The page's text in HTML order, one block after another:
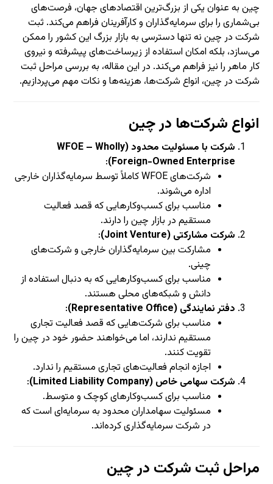
چین به عنوان یکی از بزرگ‌ترین اقتصادهای جهان، فرصت‌های
بی‌شماری را برای سرمایه‌گذاران و کارآفرینان فراهم می‌کند. ثبت
شرکت در چین نه تنها دسترسی به بازار بزرگ این کشور را ممکن
می‌سازد، بلکه امکان استفاده از زیرساخت‌های پیشرفته و نیروی
کار ماهر را نیز فراهم می‌کند. در این مقاله، به بررسی مراحل ثبت
شرکت در چین، انواع شرکت‌ها، هزینه‌ها و نکات مهم می‌پردازیم.
انواع شرکت‌ها در چین
شرکت با مسئولیت محدود (WFOE – Wholly
Foreign-Owned Enterprise)
:
شرکت‌های WFOE کاملاً توسط سرمایه‌گذاران خارجی
اداره می‌شوند.
مناسب برای کسب‌وکارهایی که قصد فعالیت
مستقیم در بازار چین را دارند.
شرکت مشارکتی (Joint Venture)
:
مشارکت بین سرمایه‌گذاران خارجی و شرکت‌های
چینی.
مناسب برای کسب‌وکارهایی که به دنبال استفاده از
دانش و شبکه‌های محلی هستند.
دفتر نمایندگی (Representative Office)
:
مناسب برای شرکت‌هایی که قصد فعالیت تجاری
مستقیم ندارند، اما می‌خواهند حضور خود در چین را
تقویت کنند.
اجازه انجام فعالیت‌های تجاری مستقیم را ندارد.
شرکت سهامی خاص (Limited Liability Company)
:
مناسب برای کسب‌وکارهای کوچک و متوسط.
مسئولیت سهامداران محدود به سرمایه‌ای است که
در شرکت سرمایه‌گذاری کرده‌اند.
مراحل ثبت شرکت در چین